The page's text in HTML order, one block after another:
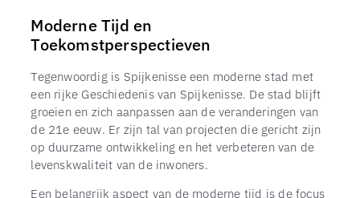
Moderne Tijd en
Toekomstperspectieven
Tegenwoordig is Spijkenisse een moderne stad met
een rijke Geschiedenis van Spijkenisse. De stad blijft
groeien en zich aanpassen aan de veranderingen van
de 21e eeuw. Er zijn tal van projecten die gericht zijn
op duurzame ontwikkeling en het verbeteren van de
levenskwaliteit van de inwoners.
Een belangrijk aspect van de moderne tijd is de focus